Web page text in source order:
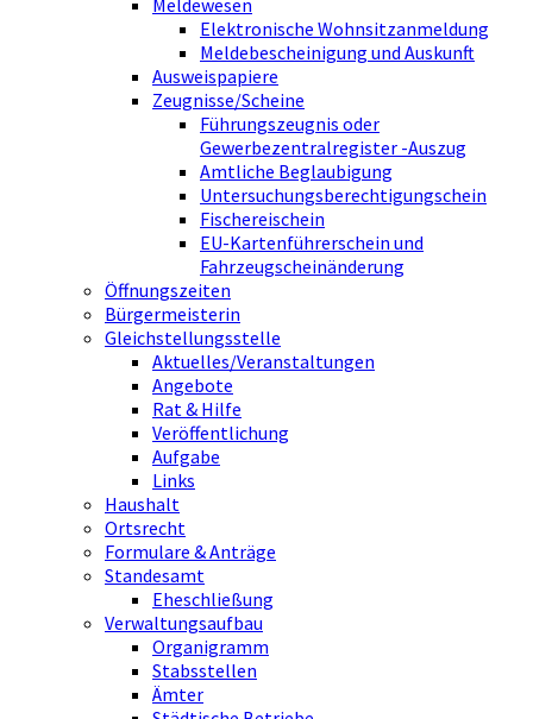
Elektronische Wohnsitzanmeldung
Meldebescheinigung und Auskunft
Ausweispapiere
Zeugnisse/Scheine
Führungszeugnis oder
Gewerbezentralregister -Auszug
Amtliche Beglaubigung
Untersuchungsberechtigungschein
Fischereischein
EU-Kartenführerschein und
Fahrzeugscheinänderung
Öffnungszeiten
Bürgermeisterin
Gleichstellungsstelle
Aktuelles/Veranstaltungen
Angebote
Rat & Hilfe
Veröffentlichung
Aufgabe
Links
Haushalt
Ortsrecht
Formulare & Anträge
Standesamt
Eheschließung
Verwaltungsaufbau
Organigramm
Stabsstellen
Ämter